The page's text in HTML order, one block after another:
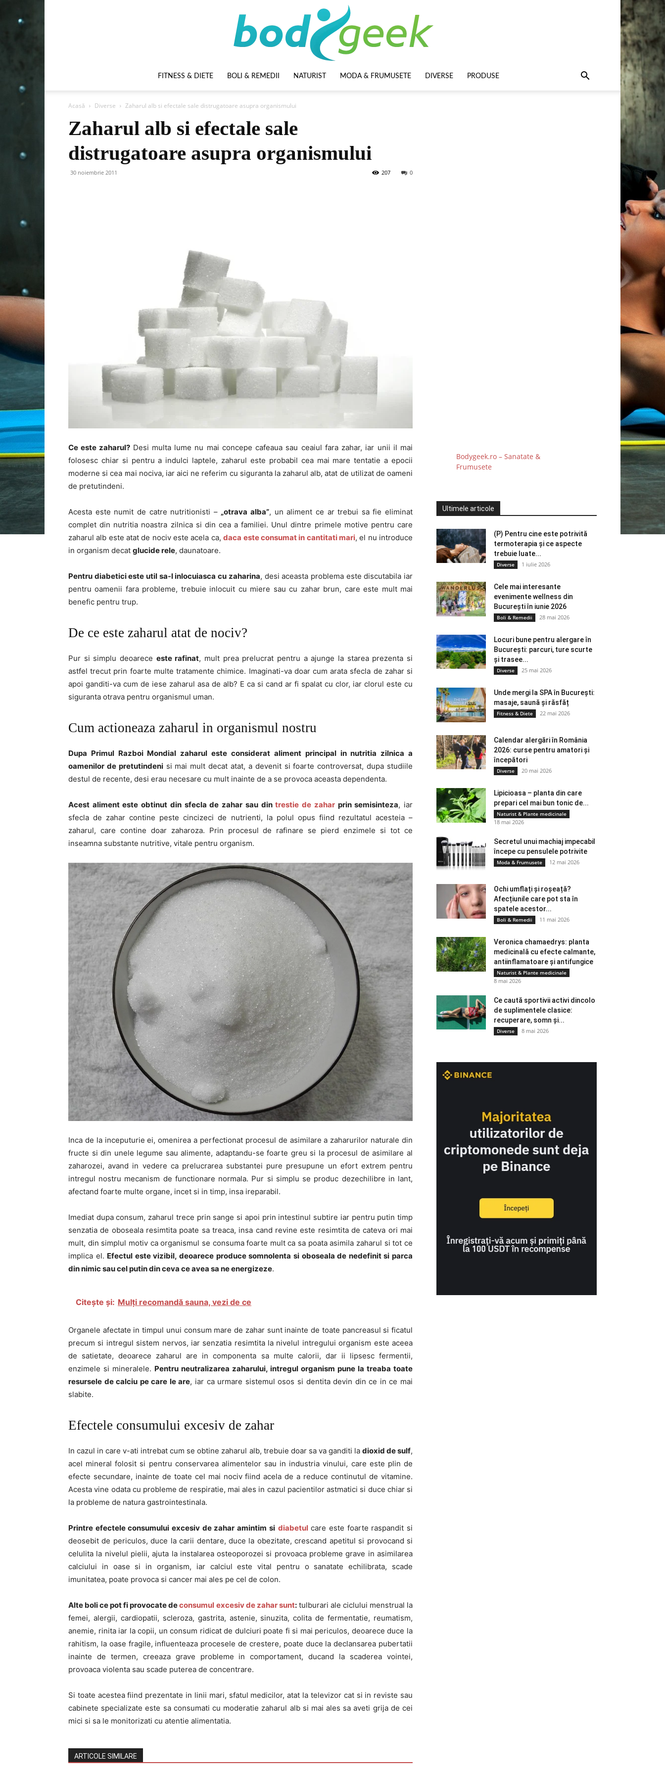
FITNESS & DIETE BOLI & REMEDII NATURIST MODA & FRUMUSETE DIVERSE PRODUSE
Acasă Diverse Zaharul alb si efectale sale distrugatoare asupra organismului
Zaharul alb si efectale sale
distrugatoare asupra organismului
30 noiembrie 2011 0
207
Ce este zaharul? Desi multa lume nu mai concepe cafeaua sau ceaiul fara zahar, iar unii il mai
folosesc chiar si pentru a indulci laptele, zaharul este probabil cea mai mare tentatie a epocii
moderne si cea mai nociva, iar aici ne referim cu siguranta la zaharul alb, atat de utilizat de oameni
de pretutindeni.
Acesta este numit de catre nutritionisti – „otrava alba”, un aliment ce ar trebui sa fie eliminat
complet din nutritia noastra zilnica si din cea a familiei. Unul dintre primele motive pentru care
zaharul alb este atat de nociv este acela ca,daca este consumat in cantitati mari, el nu introduce
in organism decat glucide rele, daunatoare.
Pentru diabetici este util sa-l inlocuiasca cu zaharina, desi aceasta problema este discutabila iar
pentru oamenii fara probleme, trebuie inlocuit cu miere sau cu zahar brun, care este mult mai
benefic pentru trup.
De ce este zaharul atat de nociv?
Pur si simplu deoarece este rafinat, mult prea prelucrat pentru a ajunge la starea prezenta si
astfel trecut prin foarte multe tratamente chimice. Imaginati-va doar cum arata sfecla de zahar si
apoi ganditi-va cum de iese zaharul asa de alb? E ca si cand ar fi spalat cu clor, iar clorul este cu
siguranta otrava pentru organismul uman.
Cum actioneaza zaharul in organismul nostru
Dupa Primul Razboi Mondial zaharul este considerat aliment principal in nutritia zilnica a
oamenilor de pretutindenisi mai mult decat atat, a devenit si foarte controversat, dupa studiile
destul de recente, desi erau necesare cu mult inainte de a se provoca aceasta dependenta.
Acest aliment este obtinut din sfecla de zahar sau dintrestie de zaharprin semisinteza, iar
sfecla de zahar contine peste cincizeci de nutrienti, la polul opus fiind rezultatul acesteia –
zaharul, care contine doar zaharoza. Prin procesul de rafinare se pierd enzimele si tot ce
inseamna substante nutritive, vitale pentru organism.
Inca de la inceputurie ei, omenirea a perfectionat procesul de asimilare a zaharurilor naturale din
fructe si din unele legume sau alimente, adaptandu-se foarte greu si la procesul de asimilare al
zaharozei, avand in vedere ca prelucrarea substantei pure presupune un efort extrem pentru
intregul nostru mecanism de functionare normala. Pur si simplu se produc dezechilibre in lant,
afectand foarte multe organe, incet si in timp, insa ireparabil.
Imediat dupa consum, zaharul trece prin sange si apoi prin intestinul subtire iar pentru putin timp
senzatia de oboseala resimtita poate sa treaca, insa cand revine este resimtita de cateva ori mai
mult, din simplul motiv ca organismul se consuma foarte mult ca sa poata asimila zaharul si tot ce
implica el. Efectul este vizibil, deoarece produce somnolenta si oboseala de nedefinit si parca
din nimic sau cel putin din ceva ce avea sa ne energizeze.
Citește și: Mulți recomandă sauna, vezi de ce
Organele afectate in timpul unui consum mare de zahar sunt inainte de toate pancreasul si ficatul
precum si intregul sistem nervos, iar senzatia resimtita la nivelul intregului organism este aceea
de satietate, deoarece zaharul are in componenta sa multe calorii, dar ii lipsesc fermentii,
enzimele si mineralele. Pentru neutralizarea zaharului, intregul organism pune la treaba toate
resursele de calciu pe care le are, iar ca urmare sistemul osos si dentita devin din ce in ce mai
slabite.
Efectele consumului excesiv de zahar
In cazul in care v-ati intrebat cum se obtine zaharul alb, trebuie doar sa va ganditi la dioxid de sulf,
acel mineral folosit si pentru conservarea alimentelor sau in industria vinului, care este plin de
efecte secundare, inainte de toate cel mai nociv fiind acela de a reduce continutul de vitamine.
Acesta vine odata cu probleme de respiratie, mai ales in cazul pacientilor astmatici si duce chiar si
la probleme de natura gastrointestinala.
Printre efectele consumului excesiv de zahar amintim si diabetulcare este foarte raspandit si
deosebit de periculos, duce la carii dentare, duce la obezitate, crescand apetitul si provocand si
celulita la nivelul pielii, ajuta la instalarea osteoporozei si provoaca probleme grave in asimilarea
calciului in oase si in organism, iar calciul este vital pentru o sanatate echilibrata, scade
imunitatea, poate provoca si cancer mai ales pe cel de colon.
Alte boli ce pot fi provocate deconsumul excesiv de zahar sunt:tulburari ale ciclului menstrual la
femei, alergii, cardiopatii, scleroza, gastrita, astenie, sinuzita, colita de fermentatie, reumatism,
anemie, rinita iar la copii, un consum ridicat de dulciuri poate fi si mai periculos, deoarece duce la
rahitism, la oase fragile, influenteaza procesele de crestere, poate duce la declansarea pubertatii
inainte de termen, creeaza grave probleme in comportament, ducand la scaderea vointei,
provoaca violenta sau scade puterea de concentrare.
Si toate acestea fiind prezentate in linii mari, sfatul medicilor, atat la televizor cat si in reviste sau
cabinete specializate este sa consumati cu moderatie zaharul alb si mai ales sa aveti grija de cei
mici si sa le monitorizati cu atentie alimentatia.
ARTICOLE SIMILARE
Bodygeek.ro – Sanatate &
Frumusete
Ultimele articole
(P) Pentru cine este potrivită
termoterapia și ce aspecte
trebuie luate...
Diverse 1 iulie 2026
Cele mai interesante
evenimente wellness din
București în iunie 2026
Boli & Remedii 28 mai 2026
Locuri bune pentru alergare în
București: parcuri, ture scurte
și trasee...
Diverse 25 mai 2026
Unde mergi la SPA în București:
masaje, saună și răsfăț
Fitness & Diete 22 mai 2026
Calendar alergări în România
2026: curse pentru amatori și
începători
Diverse 20 mai 2026
Lipicioasa – planta din care
prepari cel mai bun tonic de...
Naturist & Plante medicinale
18 mai 2026
Secretul unui machiaj impecabil
începe cu pensulele potrivite
Moda & Frumusete 12 mai 2026
Ochi umflați și roșeață?
Afecțiunile care pot sta în
spatele acestor...
Boli & Remedii 11 mai 2026
Veronica chamaedrys: planta
medicinală cu efecte calmante,
antiinflamatoare și antifungice
Naturist & Plante medicinale
8 mai 2026
Ce caută sportivii activi dincolo
de suplimentele clasice:
recuperare, somn și...
Diverse 8 mai 2026